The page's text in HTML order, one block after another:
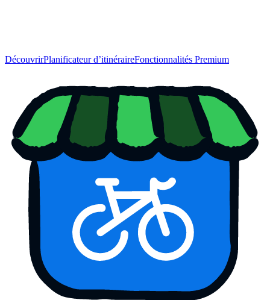
DécouvrirPlanificateur d’itinéraireFonctionnalités Premium